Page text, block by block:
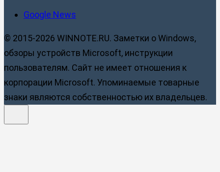
Google News
© 2015-2026 WINNOTE.RU. Заметки о Windows,
обзоры устройств Microsoft, инструкции
пользователям. Сайт не имеет отношения к
корпорации Microsoft. Упоминаемые товарные
знаки являются собственностью их владельцев.